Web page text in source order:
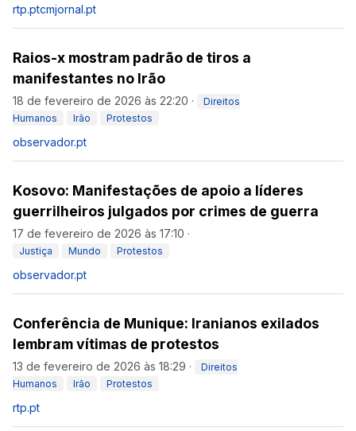
rtp.ptcmjornal.pt
Raios-x mostram padrão de tiros a
manifestantes no Irão
18 de fevereiro de 2026 às 22:20 ·
Direitos
Humanos
Irão Protestos
observador.pt
Kosovo: Manifestações de apoio a líderes
guerrilheiros julgados por crimes de guerra
17 de fevereiro de 2026 às 17:10 ·
Justiça Mundo Protestos
observador.pt
Conferência de Munique: Iranianos exilados
lembram vítimas de protestos
13 de fevereiro de 2026 às 18:29 ·
Direitos
Humanos
Irão Protestos
rtp.pt